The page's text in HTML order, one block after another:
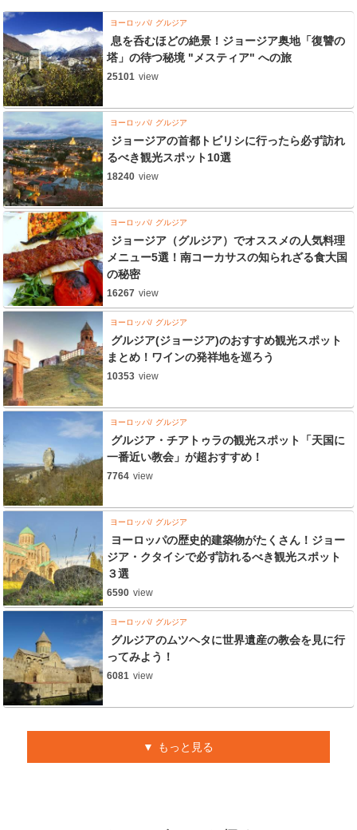
ヨーロッパ グルジア
息を呑むほどの絶景！ジョージア奥地「復讐の
塔」の待つ秘境 "メスティア" への旅
25101 view
ヨーロッパ グルジア
ジョージアの首都トビリシに行ったら必ず訪れ
るべき観光スポット10選
18240 view
ヨーロッパ グルジア
ジョージア（グルジア）でオススメの人気料理
メニュー5選！南コーカサスの知られざる食大国
の秘密
16267 view
ヨーロッパ グルジア
グルジア(ジョージア)のおすすめ観光スポット
まとめ！ワインの発祥地を巡ろう
10353 view
ヨーロッパ グルジア
グルジア・チアトゥラの観光スポット「天国に
一番近い教会」が超おすすめ！
7764 view
ヨーロッパ グルジア
ヨーロッパの歴史的建築物がたくさん！ジョー
ジア・クタイシで必ず訪れるべき観光スポット
３選
6590 view
ヨーロッパ グルジア
グルジアのムツヘタに世界遺産の教会を見に行
ってみよう！
6081 view
もっと見る